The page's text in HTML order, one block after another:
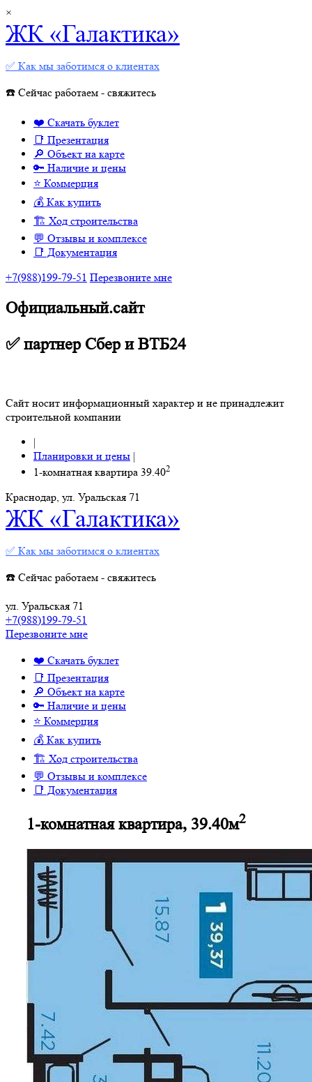
×
ЖК «Галактика»
✅ Как мы заботимся о клиентах
☎️ Сейчас работаем - свяжитесь
❤️ Скачать буклет
📑 Презентация
🔎 Объект на карте
🔑 Наличие и цены
⭐️ Коммерция
💰 Как купить
🏗 Ход строительства
💬 Отзывы и комплексе
📑 Документация
+7(988)199-79-51 Перезвоните мне
Официальный.сайт
✅ партнер Сбер и ВТБ24
Сайт носит информационный характер и не принадлежит
строительной компании
|
Планировки и цены |
1-комнатная квартира 39.402
Краснодар, ул. Уральская 71
ЖК «Галактика»
✅ Как мы заботимся о клиентах
☎️ Сейчас работаем - свяжитесь
ул. Уральская 71
+7(988)199-79-51
Перезвоните мне
❤️ Скачать буклет
📑 Презентация
🔎 Объект на карте
🔑 Наличие и цены
⭐️ Коммерция
💰 Как купить
🏗 Ход строительства
💬 Отзывы и комплексе
📑 Документация
1-комнатная квартира, 39.40м2